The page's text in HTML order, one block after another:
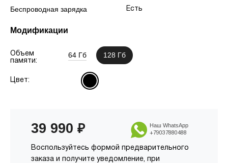
Беспроводная зарядка Есть
Модификации
Объем
памяти:
64 Гб 128 Гб
Цвет:
39 990 ₽
Воспользуйтесь формой предварительного
заказа и получите уведомление, при
Наш WhatsApp
+79037880488